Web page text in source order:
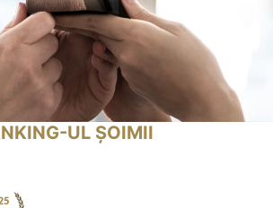
UL ȘOIMII